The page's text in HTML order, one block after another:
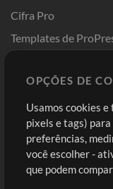
Cifra Pro
Templates de
Comprar Créditos
Conteúdo Grátis
Solicite uma Música
OPÇÕES DE
Usamos cookies
pixels e tags)
preferências,
você escolher -
que podem